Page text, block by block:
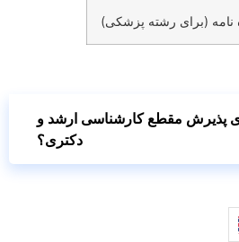
نامه (برای رشته پزشکی)
پذیرش مقطع کارشناسی ارشد و
دکتری؟